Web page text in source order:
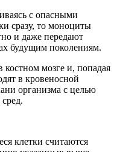
с опасными
сразу, то моноциты
и даже передают
будущим поколениям.
мозге и, попадая
в кровеносной
организма с целью
клетки считаются